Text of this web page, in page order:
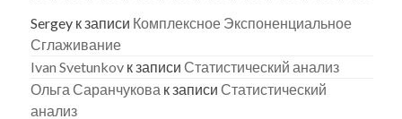
Sergey к записи Комплексное Экспоненциальное
Сглаживание
Ivan Svetunkov к записиСтатистический анализ
Ольга Саранчукова к записиСтатистический
анализ